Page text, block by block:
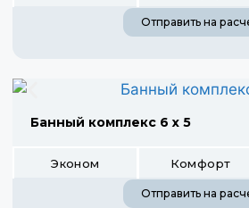
Отправить на
Банный комплекс 6 х 5
Эконом Комфорт
Отправить на